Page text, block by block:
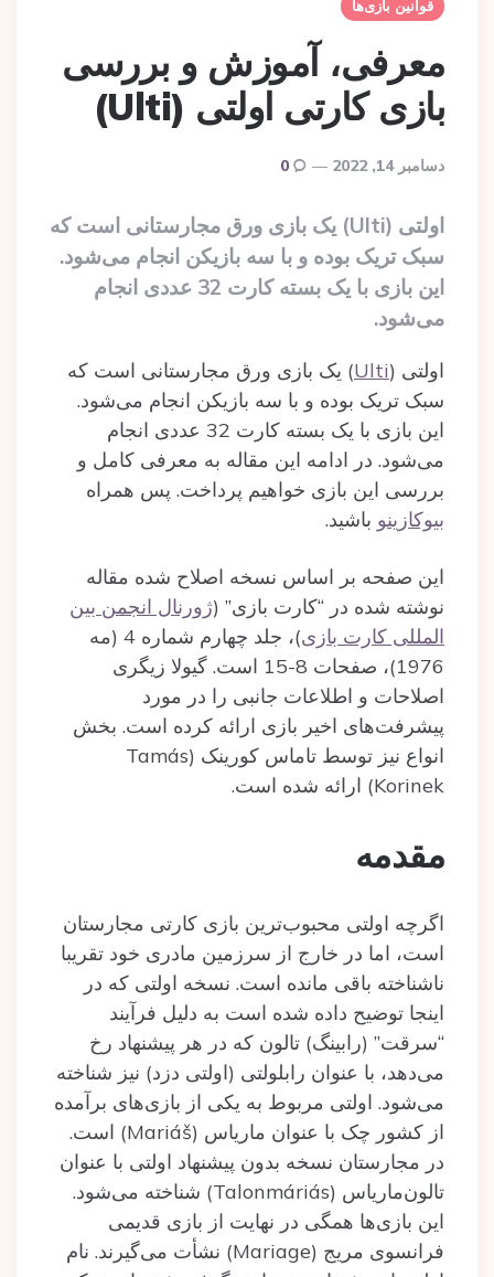
قوانین بازی‌ها
معرفی، آموزش و بررسی
بازی کارتی اولتی (Ulti)
دسامبر 14, 2022 0
اولتی (Ulti) یک بازی ورق مجارستانی است که
سبک تریک بوده و با سه بازیکن انجام می‌شود.
این بازی با یک بسته کارت 32 عددی انجام
می‌شود.
اولتی (Ulti) یک بازی ورق مجارستانی است که
سبک تریک بوده و با سه بازیکن انجام می‌شود.
این بازی با یک بسته‌ کارت 32 عددی انجام
می‌شود. در ادامه این مقاله به معرفی کامل و
بررسی این بازی خواهیم پرداخت. پس همراه
بیوکازینو باشید.
این صفحه بر اساس نسخه اصلاح شده مقاله‌
نوشته شده در “کارت بازی” (ژورنال انجمن بین
المللی کارت بازی
)، جلد چهارم شماره 4 (مه
1976)، صفحات 8-15 است. گیولا زیگری
اصلاحات و اطلاعات جانبی را در مورد
پیشرفت‌های اخیر بازی ارائه کرده است. بخش
انواع نیز توسط تاماس کورینک (Tamás
Korinek) ارائه‌ شده‌ است.
مقدمه
اگرچه اولتی محبوب‌ترین بازی کارتی مجارستان
است، اما در خارج از سرزمین مادری خود تقریبا
ناشناخته باقی مانده است. نسخه اولتی که در
اینجا توضیح داده‌ شده‌ است به دلیل فرآیند
“سرقت” (رابینگ) تالون که در هر پیشنهاد رخ
می‌دهد، با عنوان رابلولتی (اولتی دزد) نیز شناخته‌
می‌شود. اولتی مربوط به یکی از بازی‌های برآمده
از کشور چک با عنوان ماریاس (Mariáš) است.
در مجارستان نسخه‌ بدون پیشنهاد اولتی با عنوان
تالون‌ماریاس (Talonmáriás) شناخته می‌شود.
این بازی‌ها همگی در نهایت از بازی قدیمی
فرانسوی مریج (Mariage) نشأت می‌گیرند. نام